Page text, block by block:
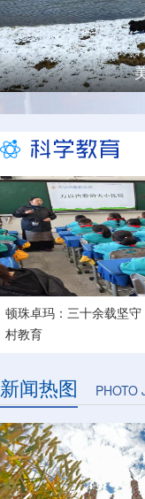
顿珠卓玛：三十余载坚
村教育
新闻热图 PHOTO